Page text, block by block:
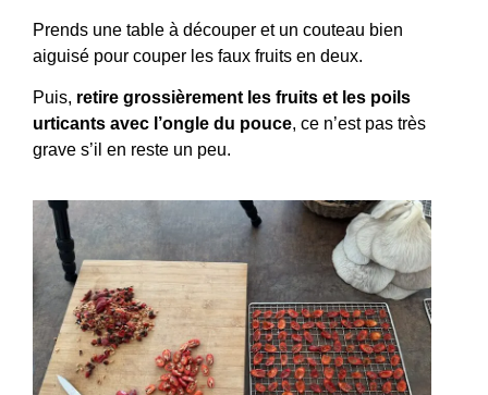
Prends une table à découper et un couteau bien
aiguisé pour couper les faux fruits en deux.
Puis, retire grossièrement les fruits et les poils
urticants avec l’ongle du pouce, ce n’est pas très
grave s’il en reste un peu.